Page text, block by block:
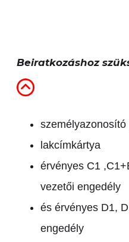
Beiratkozáshoz
személyazonosító
lakcímkártya
érvényes C1
vezetői engedély
és érvényes D1,
engedély